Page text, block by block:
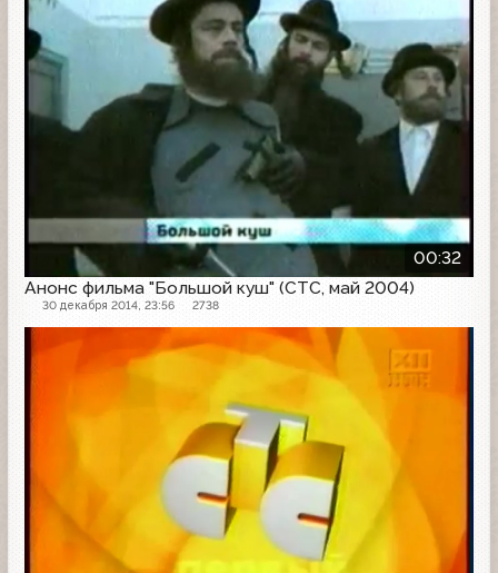
00:32
Анонс фильма "Большой куш" (СТС, май 2004)
30 декабря 2014, 23:56 2738